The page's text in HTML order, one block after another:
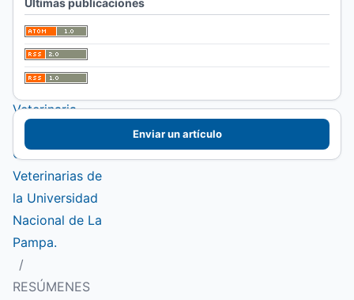
Jornadas de
Histología y
Embriología
Veterinaria.
Ciencias
Veterinarias de
la Universidad
Nacional de La
Pampa.
/
RESÚMENES
Enviar un artículo